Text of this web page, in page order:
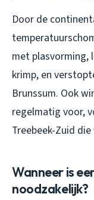
Door de
met plasvorming,
krimp, en
Brunssum. Ook
regelmatig voor,
Treebeek-Zuid
Wanneer is
noodzakelijk?